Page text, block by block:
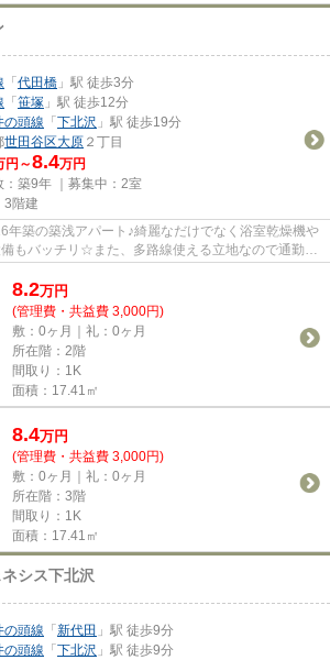
「代田橋 」駅 徒歩3分
「笹塚 」駅 徒歩12分
の頭線 「下北沢 」駅 徒歩19分
世田谷区大原 ２丁目
円～8.4万円
：築9年 ｜募集中： 2室
3階建
築の築浅アパート♪綺麗なだけでなく浴室乾燥機や
もバッチリ☆また、多路線使える立地なので通勤や
♪人...
8.2万円
(管理費・共益費 3,000円)
敷：0ヶ月｜礼：0ヶ月
所在階：2階
間取り：1K
面積：17.41㎡
8.4万円
(管理費・共益費 3,000円)
敷：0ヶ月｜礼：0ヶ月
所在階：3階
間取り：1K
面積：17.41㎡
シス下北沢
の頭線 「新代田 」駅 徒歩9分
の頭線 「下北沢 」駅 徒歩9分